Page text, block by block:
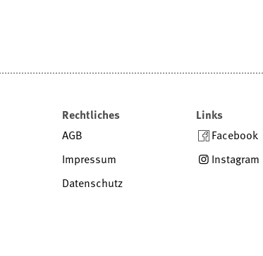
Rechtliches
AGB
Impressum
Datenschutz
Links
Facebook
Instagram